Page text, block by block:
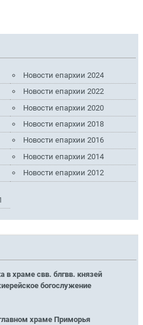
Новости епархии 2024
Новости епархии 2022
Новости епархии 2020
Новости епархии 2018
Новости епархии 2016
Новости епархии 2014
Новости епархии 2012
в храме свв. блгвв. князей
богослужение
храме Приморья